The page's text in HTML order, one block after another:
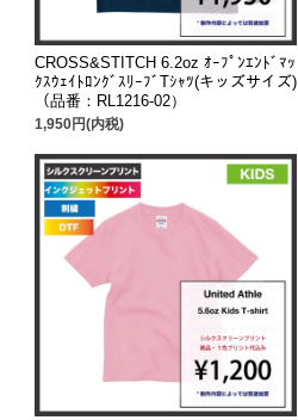
CROSS&STITCH 6.2oz ｵｰﾌﾟﾝｴﾝﾄﾞﾏｯ
ｸｽｳｪｲﾄﾛﾝｸﾞｽﾘｰﾌﾞTｼｬﾂ(キッズサイズ)
（品番：RL1216-02）
1,950円(内税)